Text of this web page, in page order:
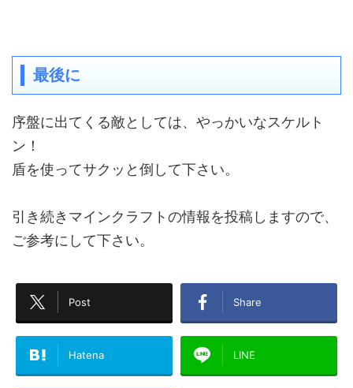
最後に
序盤に出てくる敵としては、やっかいなスケルト
ン！
盾を使ってサクッと倒して下さい。
引き続きマインクラフトの情報を投稿しますので、
ご参考にして下さい。
Post Share
Hatena LINE